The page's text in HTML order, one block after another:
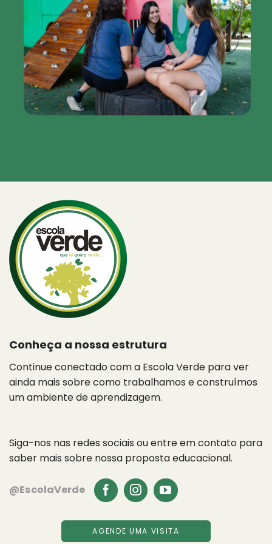
Conheça a nossa estrutura
Continue conectado com a Escola Verde para ver
ainda mais sobre como trabalhamos e construímos
um ambiente de aprendizagem.
Siga-nos nas redes sociais ou entre em contato para
saber mais sobre nossa proposta educacional.
@EscolaVerde
AGENDE UMA VISITA